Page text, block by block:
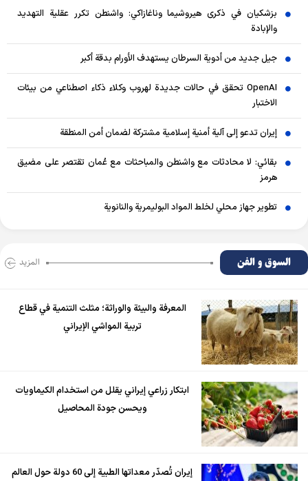
بزشكيان في ذكرى هيروشيما وناغازاكي: واشنطن تكرر عقلية التهديد
والإبادة
جيل جديد من أدوية السرطان يستهدف الأورام بدقة أكبر
OpenAI تحقق في حالات جديدة لهروب وكلاء ذكاء اصطناعي من بيئات
الاختبار
إيران تدعو إلى آلية أمنية إسلامية مشتركة لضمان أمن المنطقة
بقائي: لا محادثات مع واشنطن والمباحثات مع عُمان تقتصر على مضيق
هرمز
تطوير جهاز محلي لخلط المواد البوليمرية والنانوية
السوق و الفن المزید
المعرفة والبيئة والوراثة؛ مثلث التنمية في قطاع
تربية المواشي الإيراني
ابتكار زراعي إيراني يقلل من استخدام الكيماويات
ويحسن جودة المحاصيل
إيران تُصدّر معداتها الطبية إلى 60 دولة حول العالم